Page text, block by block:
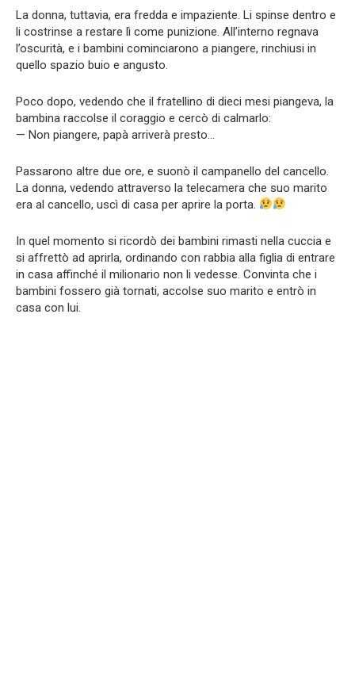
La donna, tuttavia, era fredda e impaziente. Li spinse dentro e
li costrinse a restare lì come punizione. All’interno regnava
l’oscurità, e i bambini cominciarono a piangere, rinchiusi in
quello spazio buio e angusto.
Poco dopo, vedendo che il fratellino di dieci mesi piangeva, la
bambina raccolse il coraggio e cercò di calmarlo:
— Non piangere, papà arriverà presto…
Passarono altre due ore, e suonò il campanello del cancello.
La donna, vedendo attraverso la telecamera che suo marito
era al cancello, uscì di casa per aprire la porta.
In quel momento si ricordò dei bambini rimasti nella cuccia e
si affrettò ad aprirla, ordinando con rabbia alla figlia di entrare
in casa affinché il milionario non li vedesse. Convinta che i
bambini fossero già tornati, accolse suo marito e entrò in
casa con lui.